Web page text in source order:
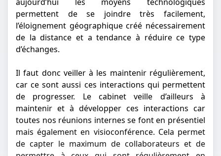
permettent de se joindre très facilement,
l’éloignement géographique créé nécessairement
de la distance et a tendance à réduire ce type
d’échanges.
Il faut donc veiller à les maintenir régulièrement,
car ce sont aussi ces interactions qui permettent
de progresser. Le cabinet veille d’ailleurs à
maintenir et à développer ces interactions car
toutes nos réunions internes se font en présentiel
mais également en visioconférence. Cela permet
de capter le maximum de collaborateurs et de